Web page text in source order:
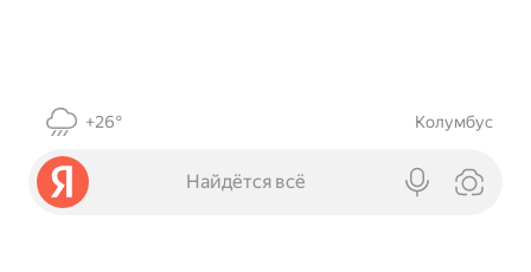
+26° Колумбус
Найдётся всё